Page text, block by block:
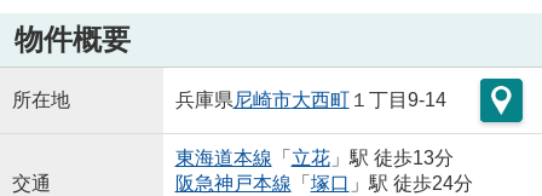
物件概要
所在地 兵庫県尼崎市大西町１丁目9-14
交通
東海道本線 「 立花」駅 徒歩13分
阪急神戸本線 「 塚口 」駅 徒歩24分